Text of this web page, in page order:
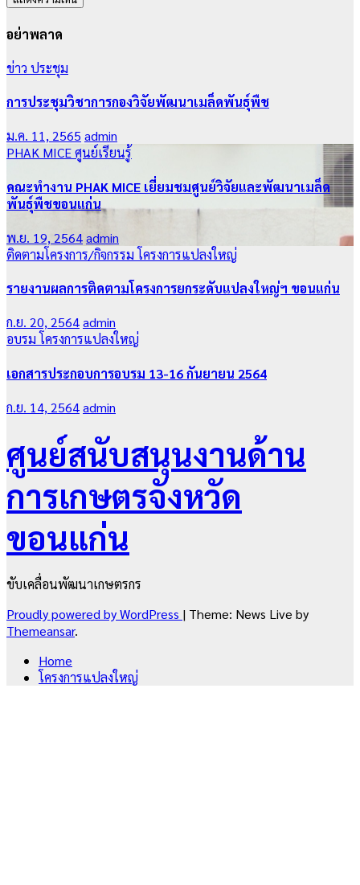
อย่าพลาด
ข่าว ประชุม
การประชุมวิชาการกองวิจัยพัฒนาเมล็ดพันธุ์พืช
ม.ค. 11, 2565 admin
PHAK MICEศูนย์เรียนรู้
คณะทำงาน PHAK MICE เยี่ยมชมศูนย์วิจัยและพัฒนาเมล็ด
พันธุ์พืชขอนแก่น
พ.ย. 19, 2564admin
ติดตามโครงการ/กิจกรรม โครงการแปลงใหญ่
รายงานผลการติดตามโครงการยกระดับแปลงใหญ่ฯ ขอนแก่น
ก.ย. 20, 2564admin
อบรม โครงการแปลงใหญ่
เอกสารประกอบการอบรม 13-16 กันยายน 2564
ก.ย. 14, 2564admin
ศูนย์สนับสนุนงานด้าน
การเกษตรจังหวัด
ขอนแก่น
ขับเคลื่อนพัฒนาเกษตรกร
Proudly powered by WordPress | Theme: News Live by
Themeansar.
Home
โครงการแปลงใหญ่